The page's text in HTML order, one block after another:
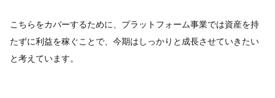
こちらをカバーするために、プラットフォーム事業では資産を持
たずに利益を稼ぐことで、今期はしっかりと成長させていきたい
と考えています。